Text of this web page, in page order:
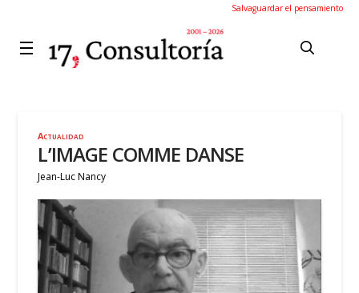
Salvaguardar el pensamiento
Actualidad
L’IMAGE COMME DANSE
Jean-Luc Nancy